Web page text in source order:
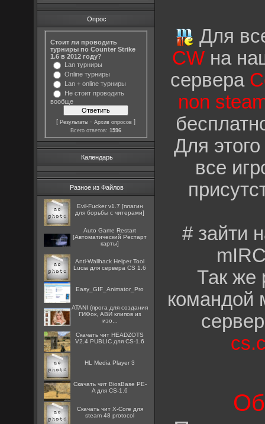
Опрос
Стоит ли проводить
турниры по Counter Strike
1.6 в 2012 году?
Lan турниры
Online турниры
Lan + online турниры
Не стоит проводить
вообще
[Результаты ·Архив опросов ]
Всего ответов:1596
Календарь
Разное из Файлов
Evil-Fucker v1.7 [плагин
для борьбы с читерами]
Auto Game Restart
[Автоматический Рестарт
карты]
Anti-Wallhack Helper Tool
Lucia для сервера CS 1.6
Easy_GIF_Animator_Pro
ATANI (прога для создания
ГИФок, АВИ клипов из
изо...
Скачать чит HEADZOTS
V2.4 PUBLIC для CS-1.6
HL Media Player 3
Скачать чит BiosBase PE-
A для CS-1.6
Скачать чит X-Core для
steam 48 protocol
Для
CWна
сервера
non
Для
все
# зайти
Так же
командой